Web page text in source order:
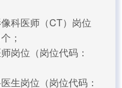
科医师（CT）岗位
；
岗位（岗位代码：
生岗位（岗位代码：